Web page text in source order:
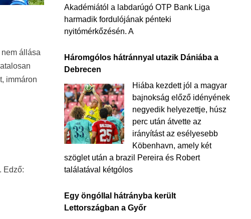
állása
immáron
Edző:
Akadémiától a labdarúgó OTP Bank Liga
harmadik fordulójának pénteki
nyitómérkőzésén. A
Háromgólos hátránnyal utazik Dániába a
Debrecen
Hiába kezdett jól a magyar
bajnokság előző idényének
negyedik helyezettje, húsz
perc után átvette az
irányítást az esélyesebb
Köbenhavn, amely két
szöglet után a brazil Pereira és Robert
találatával kétgólos
Egy öngóllal hátrányba került
Lettországban a Győr